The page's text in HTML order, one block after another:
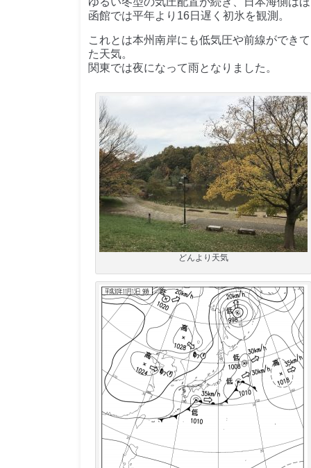
函館では平年より16日遅く初氷を観測。
これとは本州南岸にも低気圧や前線ができ
た天気。
関東では夜になって雨となりました。
どんより天気